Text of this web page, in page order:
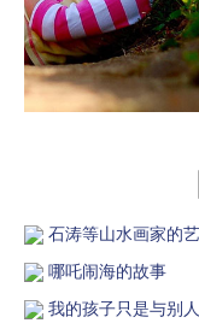
石涛等山水画家的
哪吒闹海的故事
我的孩子只是与别